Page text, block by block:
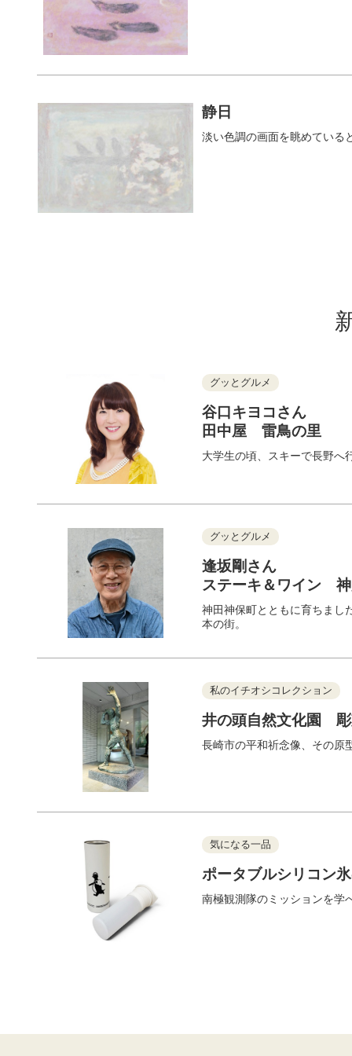
静日
淡い色調の画面を眺めている
グッとグルメ
谷口キヨコさん
田中屋 雷鳥の里
大学生の頃、スキーで長野へ
グッとグルメ
逢坂剛さん
ステーキ＆ワイン
神田神保町とともに育ちまし
本の街。
私のイチオシコレクション
井の頭自然文化園
長崎市の平和祈念像、その原
気になる一品
ポータブルシリコン
南極観測隊のミッションを学